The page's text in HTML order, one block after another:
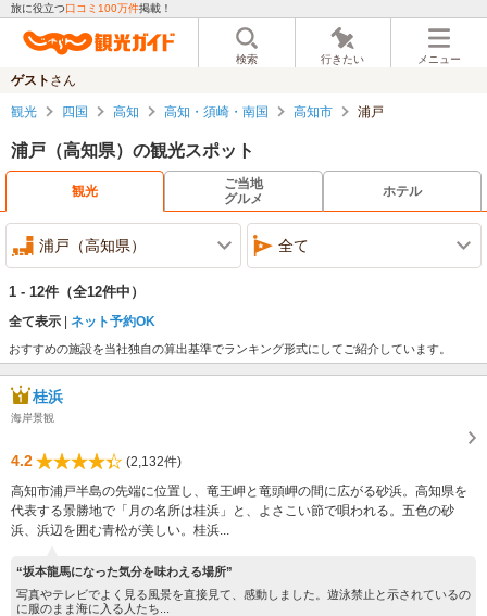
旅に役立つ口コミ100万件掲載！
検索 行きたい メニュー
ゲスト さん
観光 四国 高知 高知・須崎・南国 高知市 浦戸
浦戸（高知県）の観光スポット
観光
ご当地
グルメ
ホテル
浦戸（高知県） 全て
1 - 12件 （全12件中）
全て表示 ネット予約OK
おすすめの施設を当社独自の算出基準でランキング形式にしてご紹介しています。
桂浜
海岸景観
4.2
(2,132件)
高知市浦戸半島の先端に位置し、竜王岬と竜頭岬の間に広がる砂浜。高知県を
代表する景勝地で「月の名所は桂浜」と、よさこい節で唄われる。五色の砂
浜、浜辺を囲む青松が美しい。桂浜...
“坂本龍馬になった気分を味わえる場所”
写真やテレビでよく見る風景を直接見て、感動しました。遊泳禁止と示されているの
に服のまま海に入る人たち...